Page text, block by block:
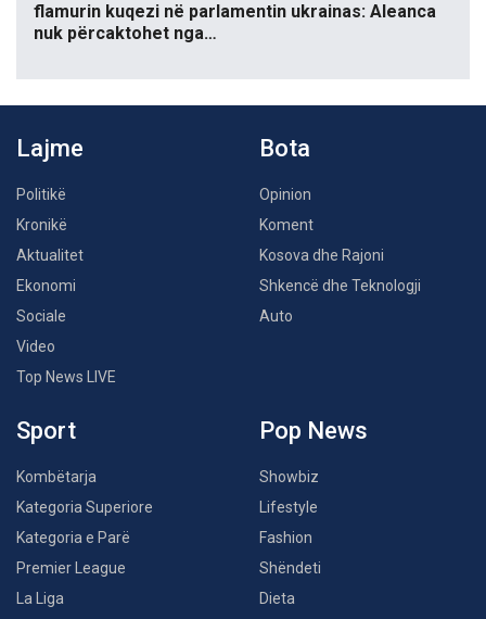
flamurin kuqezi në parlamentin ukrainas: Aleanca
nuk përcaktohet nga…
Lajme
Politikë
Kronikë
Aktualitet
Ekonomi
Sociale
Video
Top News LIVE
Bota
Opinion
Koment
Kosova dhe Rajoni
Shkencë dhe Teknologji
Auto
Sport
Kombëtarja
Kategoria Superiore
Kategoria e Parë
Premier League
La Liga
Pop News
Showbiz
Lifestyle
Fashion
Shëndeti
Dieta